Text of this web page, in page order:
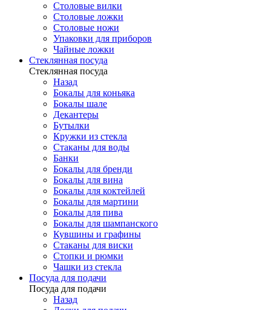
Столовые вилки
Столовые ложки
Столовые ножи
Упаковки для приборов
Чайные ложки
Стеклянная посуда
Стеклянная посуда
Назад
Бокалы для коньяка
Бокалы шале
Декантеры
Бутылки
Кружки из стекла
Стаканы для воды
Банки
Бокалы для бренди
Бокалы для вина
Бокалы для коктейлей
Бокалы для мартини
Бокалы для пива
Бокалы для шампанского
Кувшины и графины
Стаканы для виски
Стопки и рюмки
Чашки из стекла
Посуда для подачи
Посуда для подачи
Назад